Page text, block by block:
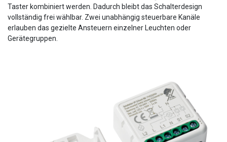
Taster kombiniert werden. Dadurch bleibt das Schalterdesign
vollständig frei wählbar. Zwei unabhängig steuerbare Kanäle
erlauben das gezielte Ansteuern einzelner Leuchten oder
Gerätegruppen.